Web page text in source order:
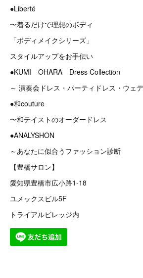
●Liberté
〜着るだけで理想のボディ
「ボディメイクシリーズ」
スタイルアップをお手伝い
●KUMI OHARA Dress Collection
～ 演奏会ドレス・パーティドレス・ウェ
●和couture
〜和テイストのオーダードレス
●ANALYSHON
～あなたに似合うファッション診断
【豊橋サロン】
愛知県豊橋市広小路1-18
ユメックスビル5F
トライアルビレッジ内